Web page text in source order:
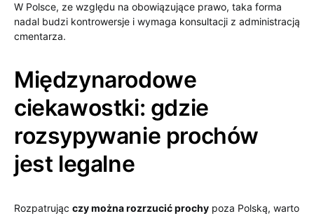
W Polsce, ze względu na obowiązujące prawo, taka forma
nadal budzi kontrowersje i wymaga konsultacji z administracją
cmentarza.
Międzynarodowe
ciekawostki: gdzie
rozsypywanie prochów
jest legalne
Rozpatrując czy można rozrzucić prochy poza Polską, warto